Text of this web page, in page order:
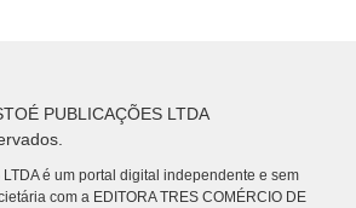
PUBLICAÇÕES LTDA
LTDA é um portal digital independente e sem
com a EDITORA TRES COMÉRCIO DE